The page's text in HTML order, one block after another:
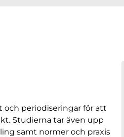
och periodiseringar för att
Studierna tar även upp
samt normer och praxis